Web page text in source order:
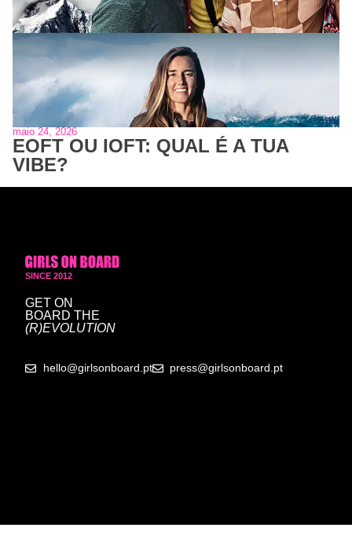
maio 24, 2026
EOFT OU IOFT: QUAL É A TUA
VIBE?
SINCE 2012
GET ON
BOARD THE
(R)EVOLUTION
hello@girlsonboard.pt press@girlsonboard.pt